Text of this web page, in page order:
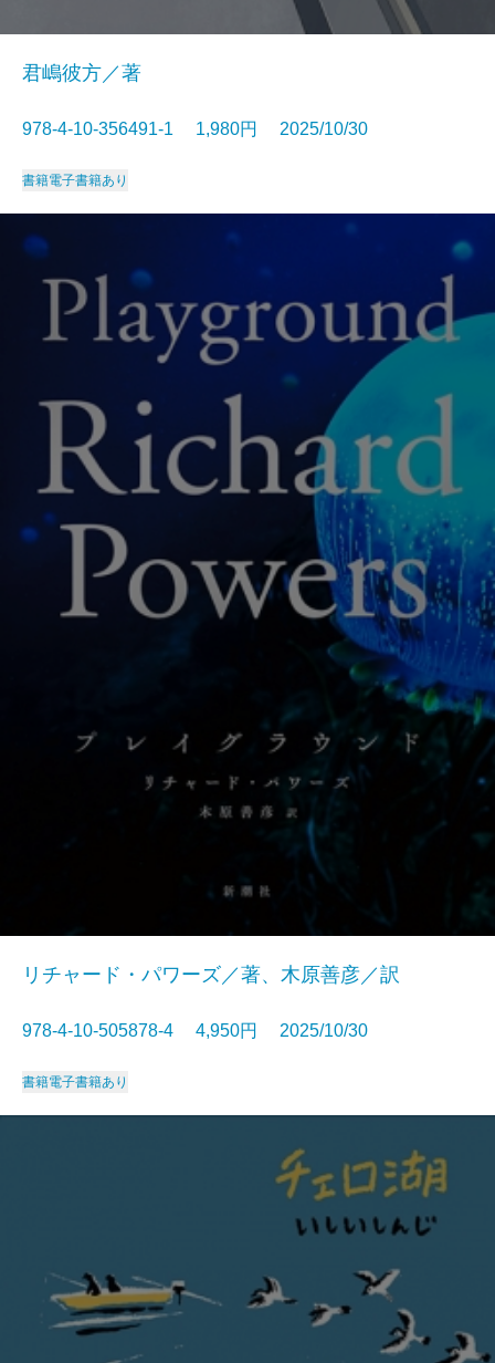
君嶋彼方／著
978-4-10-356491-1 1,980円 2025/10/30
書籍電子書籍あり
リチャード・パワーズ／著、木原善彦／訳
978-4-10-505878-4 4,950円 2025/10/30
書籍電子書籍あり